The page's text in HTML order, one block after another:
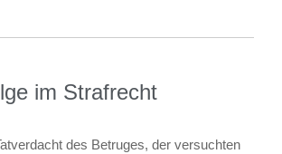
im Strafrecht
des Betruges, der versuchten